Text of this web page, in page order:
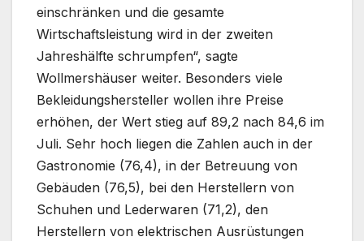
einschränken und die gesamte
Wirtschaftsleistung wird in der zweiten
Jahreshälfte schrumpfen“, sagte
Wollmershäuser weiter. Besonders viele
Bekleidungshersteller wollen ihre Preise
erhöhen, der Wert stieg auf 89,2 nach 84,6 im
Juli. Sehr hoch liegen die Zahlen auch in der
Gastronomie (76,4), in der Betreuung von
Gebäuden (76,5), bei den Herstellern von
Schuhen und Lederwaren (71,2), den
Herstellern von elektrischen Ausrüstungen